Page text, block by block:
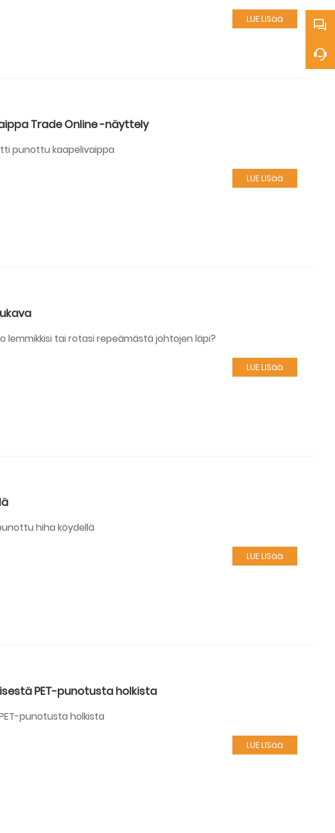
LUE LISää
Trade Online -näyttely
punottu kaapelivaippa
LUE LISää
lemmikkisi tai rotasi repeämästä johtojen läpi?
LUE LISää
hiha köydellä
LUE LISää
PET-punotusta holkista
punotusta holkista
LUE LISää